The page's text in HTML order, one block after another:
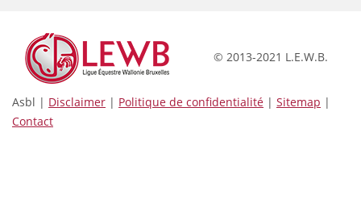
© 2013-2021 L.E.W.B.
Asbl | Disclaimer | Politique de confidentialité | Sitemap |
Contact